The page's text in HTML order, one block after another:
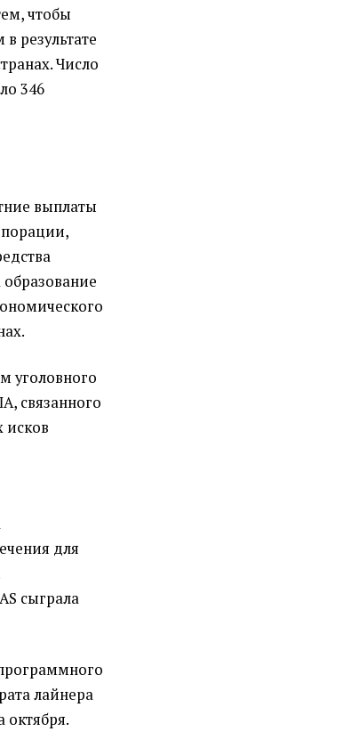
чтобы
результате
Число
346
выплаты
уголовного
связанного
исков
для
сыграла
лайнера